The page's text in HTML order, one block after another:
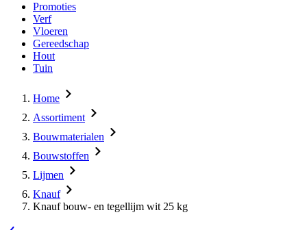
Promoties
Verf
Vloeren
Gereedschap
Hout
Tuin
Home
Assortiment
Bouwmaterialen
Bouwstoffen
Lijmen
Knauf
Knauf bouw- en tegellijm wit 25 kg